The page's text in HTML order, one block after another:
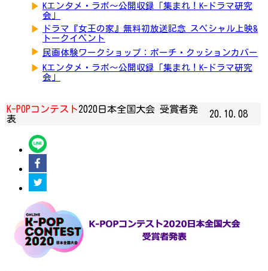
▶ Kエンタメ・ラボ～公開収録「集まれ！K-ドラマ研究
会」
▶
ドラマ『女王の家』無料初放送記念 スペシャル上映&
トークイベント
▶ 民画体験ワークショップ：ポーチ・クッションカバー
▶ Kエンタメ・ラボ～公開収録「集まれ！K-ドラマ研究
会」
K-POPコンテスト2020日本全国大会 受賞者発
表
20.10.08